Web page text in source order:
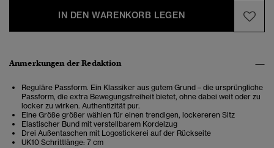
IN DEN WARENKORB LEGEN
Anmerkungen der Redaktion
Reguläre Passform. Ein Klassiker aus gutem Grund – die ursprüngliche
Passform, die extra Bewegungsfreiheit bietet, ohne dabei weit oder zu
locker zu wirken. Authentizität pur.
Eine Größe größer wählen für einen trendigen, lockereren Sitz
Elastischer Bund mit verstellbarem Kordelzug
Drei Außentaschen mit Logostickerei auf der Rückseite
UK10 Schrittlänge: 7 cm